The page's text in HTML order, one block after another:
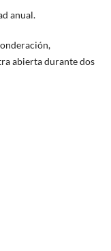
anual.
abierta durante dos